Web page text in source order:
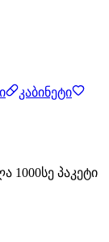
კაბინეტი